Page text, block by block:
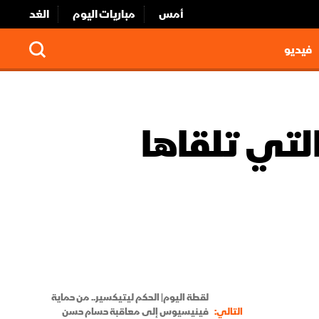
أمس مباريات اليوم
الغد
فيديو
تلقاها
التالي:
لقطة اليوم| الحكم ليتيكسير.. من حماية
فينيسيوس إلى معاقبة حسام حسن